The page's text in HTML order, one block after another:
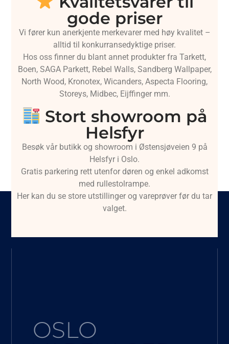
gode priser
Vi fører kun anerkjente merkevarer med høy kvalitet –
alltid til konkurransedyktige priser.
Hos oss finner du blant annet produkter fra Tarkett,
Boen, SAGA Parkett, Rebel Walls, Sandberg Wallpaper,
North Wood, Kronotex, Wicanders, Aspecta Flooring,
Storeys, Midbec, Eijffinger mm.
Stort showroom på
Helsfyr
Besøk vår butikk og showroom i Østensjøveien 9 på
Helsfyr i Oslo.
Gratis parkering rett utenfor døren og enkel adkomst
med rullestolrampe.
Her kan du se store utstillinger og vareprøver før du tar
valget.
OSLO